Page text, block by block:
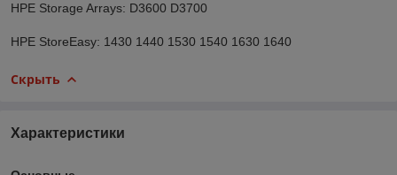
HPE Storage Arrays: D3600 D3700
HPE StoreEasy: 1430 1440 1530 1540 1630 1640
Скрыть
Характеристики